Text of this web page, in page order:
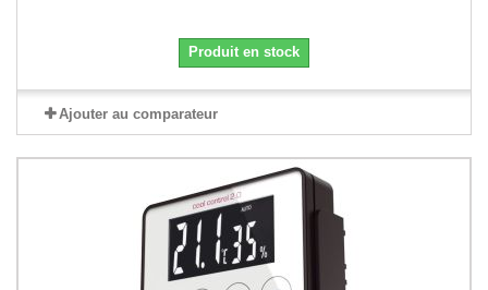
Produit en stock
Ajouter au comparateur